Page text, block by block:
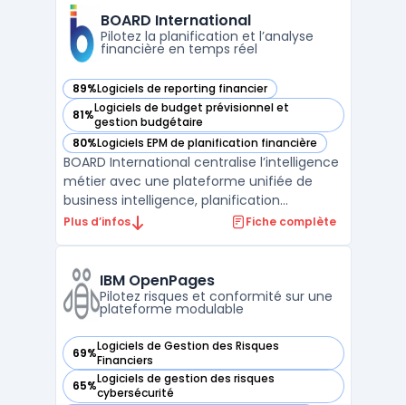
permet aux équipes d’accéder à l’ensemble
des données opérat ...
BOARD International
Pilotez la planification et l’analyse
financière en temps réel
89%Logiciels de reporting financier
— voir BOARD International dans cette catégorie
81%Logiciels de budget prévisionnel et
gestion budgétaire
— voir BOARD International dans cette catégorie
80%Logiciels EPM de planification financière
— voir BOARD International dans cette catégorie
BOARD International centralise l’intelligence
métier avec une plateforme unifiée de
business intelligence, planification
d’entreprise et analytique prédictive. Les
limites avec certains outils, notamment en
matière de suivi ...
Plus d’infos Fiche complète
IBM OpenPages
Pilotez risques et conformité sur une
plateforme modulable
69%Logiciels de Gestion des Risques
Financiers
— voir IBM OpenPages dans cette catégorie
65%Logiciels de gestion des risques
cybersécurité
— voir IBM OpenPages dans cette catégorie